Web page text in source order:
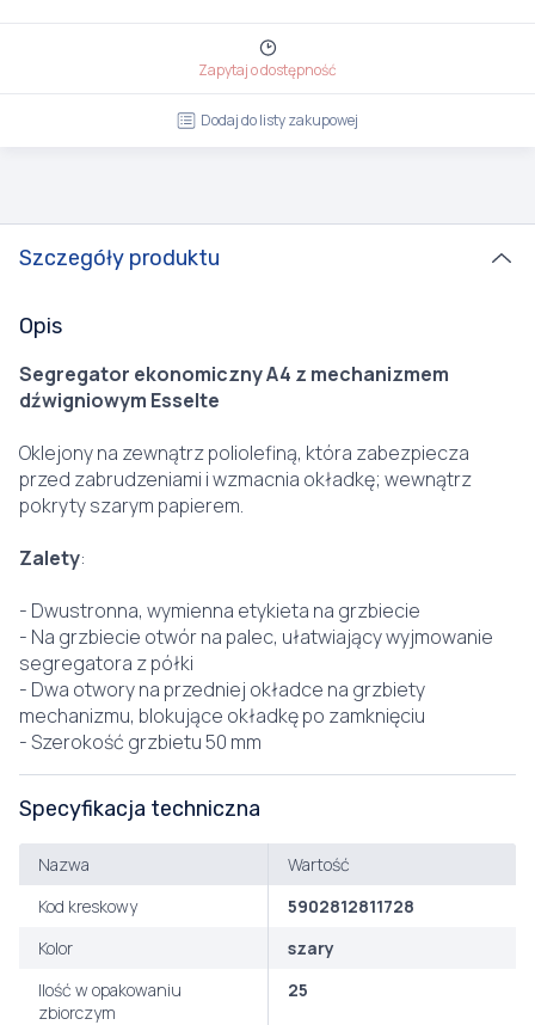
Zapytaj o dostępność
Dodaj do listy zakupowej
Szczegóły produktu
Opis
Segregator ekonomiczny A4 z mechanizmem
dźwigniowym Esselte
Oklejony na zewnątrz poliolefiną, która zabezpiecza
przed zabrudzeniami i wzmacnia okładkę; wewnątrz
pokryty szarym papierem.
Zalety:
- Dwustronna, wymienna etykieta na grzbiecie
- Na grzbiecie otwór na palec, ułatwiający wyjmowanie
segregatora z półki
- Dwa otwory na przedniej okładce na grzbiety
mechanizmu, blokujące okładkę po zamknięciu
- Szerokość grzbietu 50 mm
Specyfikacja techniczna
Nazwa
Wartość
Kod kreskowy
5902812811728
Kolor
szary
Ilość w opakowaniu
zbiorczym
25